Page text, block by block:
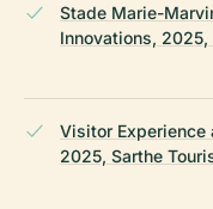
Stade Marie-
Innovations,
Visitor Experience
2025, Sarthe